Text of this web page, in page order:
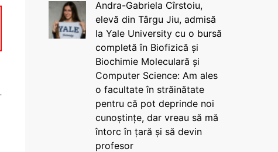
Andra-Gabriela Cîrstoiu,
elevă din Târgu Jiu, admisă
la Yale University cu o bursă
completă în Biofizică și
Biochimie Moleculară și
Computer Science: Am ales
o facultate în străinătate
pentru că pot deprinde noi
cunoștințe, dar vreau să mă
întorc în țară și să devin
profesor